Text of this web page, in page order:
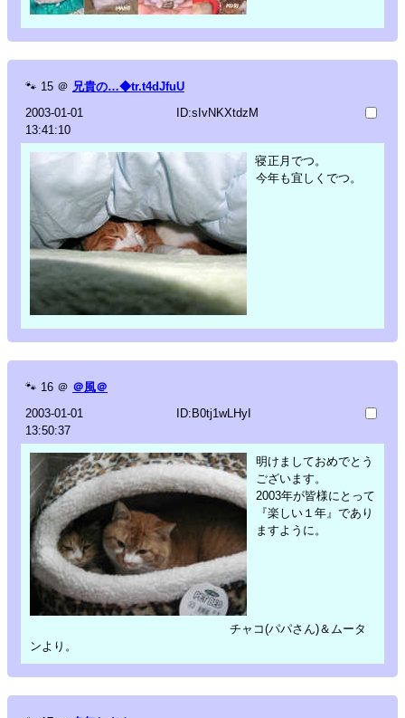
🐾 15 ＠ 兄貴の…◆tr.t4dJfuU
2003-01-01
13:41:10
ID:sIvNKXtdzM
寝正月でつ。
今年も宜しくでつ。
🐾 16 ＠ ＠風＠
2003-01-01
13:50:37
ID:B0tj1wLHyI
明けましておめでとう
ございます。
2003年が皆様にとって
『楽しい１年』であり
ますように。
チャコ(パパさん)＆ムータ
ンより。